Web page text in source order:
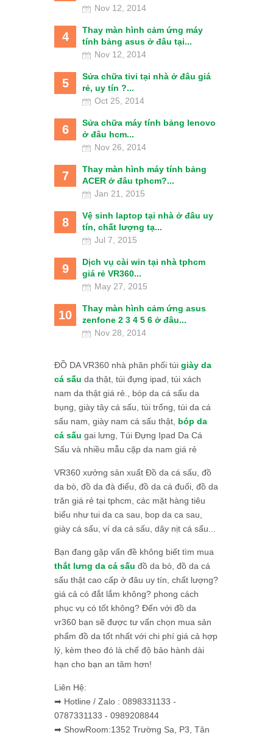
Nov 12, 2014
4
Thay màn hình cảm ứng máy
tính bảng asus ở đâu tại...
Nov 12, 2014
5
Sửa chữa tivi tại nhà ở đâu giá
rẻ, uy tín ?...
Oct 25, 2014
6
Sửa chữa máy tính bảng lenovo
ở đâu hcm...
Nov 26, 2014
7
Thay màn hình máy tính bảng
ACER ở đâu tphcm?...
Jan 21, 2015
8
Vệ sinh laptop tại nhà ở đâu uy
tín, chất lượng tạ...
Jul 7, 2015
9
Dịch vụ cài win tại nhà tphcm
giá rẻ VR360...
May 27, 2015
10
Thay màn hình cảm ứng asus
zenfone 2 3 4 5 6 ở đâu...
Nov 28, 2014
ĐỒ DA VR360 nhà phân phối túi giày da
cá sấu da thật, túi đựng ipad, túi xách
nam da thật giá rẻ., bóp da cá sấu da
bụng, giày tây cá sấu, túi trống, túi da cá
sấu nam, giày nam cá sấu thật, bóp da
cá sấu gai lưng, Túi Đựng Ipad Da Cá
Sấu và nhiều mẫu cặp da nam giá rẻ
VR360 xưởng sản xuất Đồ da cá sấu, đồ
da bò, đồ da đà điểu, đồ da cá đuối, đồ da
trăn giá rẻ tại tphcm, các mặt hàng tiêu
biểu như tui da ca sau, bop da ca sau,
giày cá sấu, ví da cá sấu, dây nịt cá sấu...
Bạn đang gặp vấn đề không biết tìm mua
thắt lưng da cá sấu đồ da bò, đồ da cá
sấu thật cao cấp ở đâu uy tín, chất lượng?
giá cả có đắt lắm không? phong cách
phục vụ có tốt không? Đến với đồ da
vr360 bạn sẽ được tư vấn chọn mua sản
phẩm đồ da tốt nhất với chi phí giá cả hợp
lý, kèm theo đó là chế độ bảo hành dài
hạn cho bạn an tâm hơn!
Liên Hệ:
➡ Hotline / Zalo : 0898331133 -
0787331133 - 0989208844
➡ ShowRoom:1352 Trường Sa, P3, Tân